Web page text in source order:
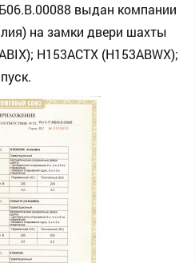
выдан компании
на замки двери шахты
H153ACTX (H153ABWX);